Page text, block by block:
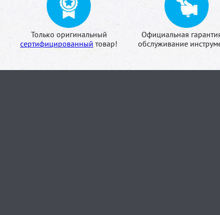
Только оригинальный
сертифицированный товар!
Официальная
обслуживание